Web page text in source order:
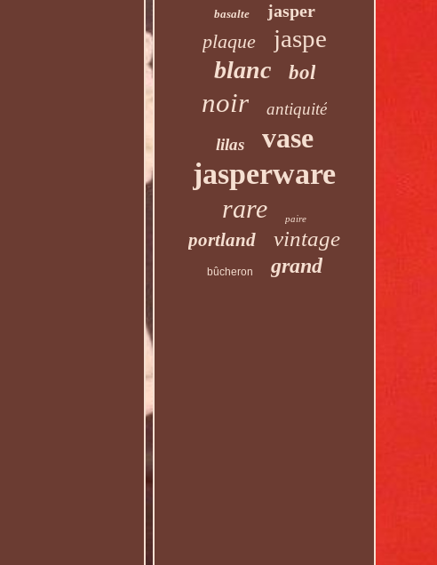
basalte jasper
plaque jaspe
blanc bol
noir
antiquité
lilas
vase
jasperware
rare paire
portland vintage
bûcheron grand